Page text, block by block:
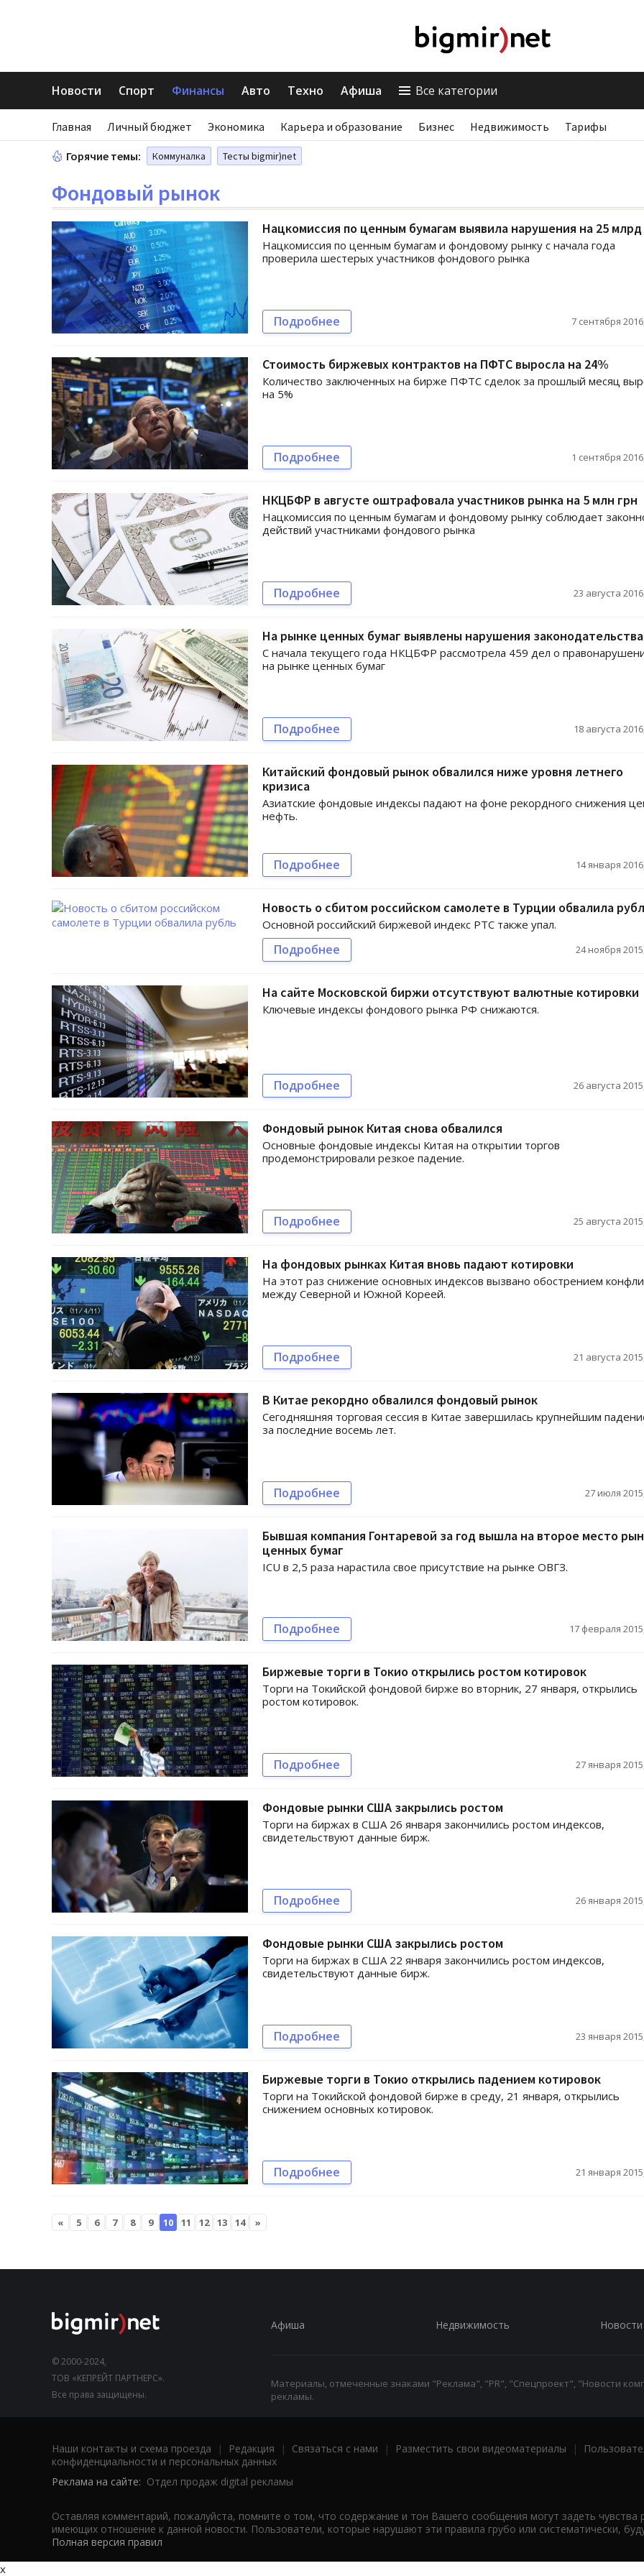
Новости Спорт Финансы Авто Техно Афиша Все категории
Главная Личный бюджет Экономика Карьера и образование Бизнес Недвижимость Тарифы
Горячие темы: Коммуналка Тесты bigmir)net
Фондовый рынок
Нацкомиссия по ценным бумагам выявила нарушения на 25 млрд
Нацкомиссия по ценным бумагам и фондовому рынку с начала года
проверила шестерых участников фондового рынка
Подробнее 7 сентября
Стоимость биржевых контрактов на ПФТС выросла на 24%
Количество заключенных на бирже ПФТС сделок за прошлый месяц
на 5%
Подробнее 1 сентября
НКЦБФР в августе оштрафовала участников рынка на 5 млн грн
Нацкомиссия по ценным бумагам и фондовому рынку соблюдает
действий участниками фондового рынка
Подробнее 23 августа
На рынке ценных бумаг выявлены нарушения законодательства
С начала текущего года НКЦБФР рассмотрела 459 дел о
на рынке ценных бумаг
Подробнее 18 августа
Китайский фондовый рынок обвалился ниже уровня летнего
кризиса
Азиатские фондовые индексы падают на фоне рекордного снижения
нефть.
Подробнее 14 января
Новость о сбитом российском самолете в Турции обвалила
Основной российский биржевой индекс РТС также упал.
Подробнее 24 ноября
На сайте Московской биржи отсутствуют валютные котировки
Ключевые индексы фондового рынка РФ снижаются.
Подробнее 26 августа
Фондовый рынок Китая снова обвалился
Основные фондовые индексы Китая на открытии торгов
продемонстрировали резкое падение.
Подробнее 25 августа
На фондовых рынках Китая вновь падают котировки
На этот раз снижение основных индексов вызвано обострением
между Северной и Южной Кореей.
Подробнее 21 августа
В Китае рекордно обвалился фондовый рынок
Сегодняшняя торговая сессия в Китае завершилась крупнейшим
за последние восемь лет.
Подробнее 27 июля
Бывшая компания Гонтаревой за год вышла на второе место
ценных бумаг
ICU в 2,5 раза нарастила свое присутствие на рынке ОВГЗ.
Подробнее 17 февраля
Биржевые торги в Токио открылись ростом котировок
Торги на Токийской фондовой бирже во вторник, 27 января, открылись
ростом котировок.
Подробнее 27 января
Фондовые рынки США закрылись ростом
Торги на биржах в США 26 января закончились ростом индексов,
свидетельствуют данные бирж.
Подробнее 26 января
Фондовые рынки США закрылись ростом
Торги на биржах в США 22 января закончились ростом индексов,
свидетельствуют данные бирж.
Подробнее 23 января
Биржевые торги в Токио открылись падением котировок
Торги на Токийской фондовой бирже в среду, 21 января, открылись
снижением основных котировок.
Подробнее 21 января
« 5 6 7 8 9 10 11 12 13 14 »
© 2000-2024,
ТОВ «КЕПРЕЙТ ПАРТНЕРС».
Все права защищены.
Афиша Недвижимость Новости
Материалы, отмеченные знаками "Реклама", "PR", "Спецпроект", "Новости
рекламы.
Наши контакты и схема проезда | Редакция | Связаться с нами | Разместить свои видеоматериалы |
конфиденциальности и персональных данных
Реклама на сайте: Отдел продаж digital рекламы
Оставляя комментарий, пожалуйста, помните о том, что содержание и тон Вашего сообщения могут задеть чувства
имеющих отношение к данной новости. Пользователи, которые нарушают эти правила грубо или систематически,
Полная версия правил
x